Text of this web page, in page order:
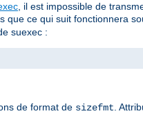
, il est impossible de
ce qui suit fonctionnera
suexec :
de format de sizefmt .